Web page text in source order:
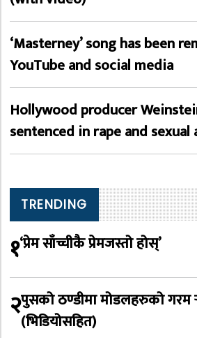
‘Masterney’ song has been
YouTube and social media
Hollywood producer
sentenced in rape and sexual
TRENDING
१‘प्रेम साँच्चीकै प्रेमजस्तो होस्’
२पुसको ठण्डीमा मोडलहरुको गरम
(भिडियोसहित)